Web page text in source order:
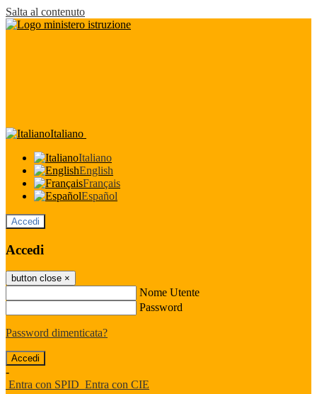
Salta al contenuto
Italiano
Italiano
English
Français
Español
Accedi
Accedi
button close ×
Nome Utente
Password
Password dimenticata?
-
Entra con SPID Entra con CIE